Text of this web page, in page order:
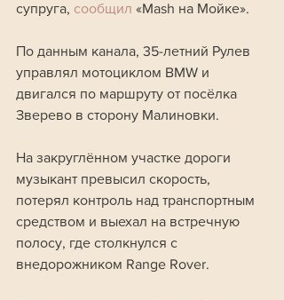
супруга, сообщил «Mash на Мойке».
По данным канала, 35-летний Рулев
управлял мотоциклом BMW и
двигался по маршруту от посёлка
Зверево в сторону Малиновки.
На закруглённом участке дороги
музыкант превысил скорость,
потерял контроль над транспортным
средством и выехал на встречную
полосу, где столкнулся с
внедорожником Range Rover.